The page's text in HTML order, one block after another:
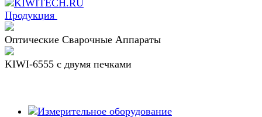
Продукция
Оптические Сварочные Аппараты
KIWI-6555 c двумя печками